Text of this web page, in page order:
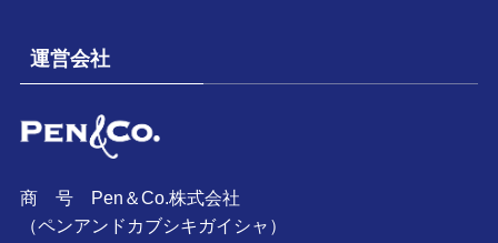
運営会社
商 号 Pen＆Co.株式会社
（ペンアンドカブシキガイシャ）